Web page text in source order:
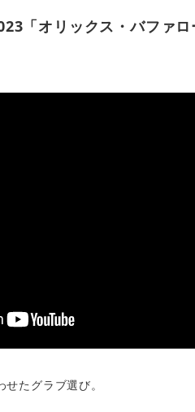
「オリックス・バファ
たグラブ選び。